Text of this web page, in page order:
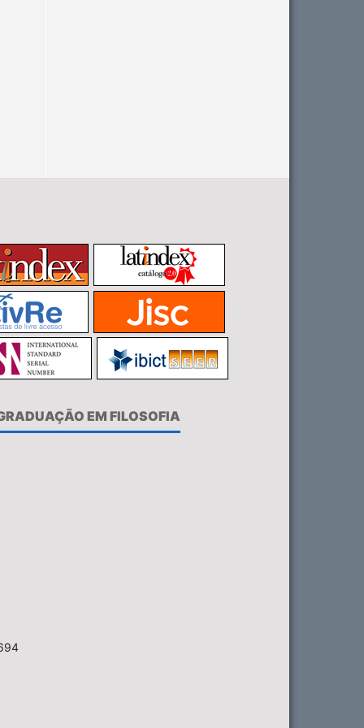
EM FILOSOFIA